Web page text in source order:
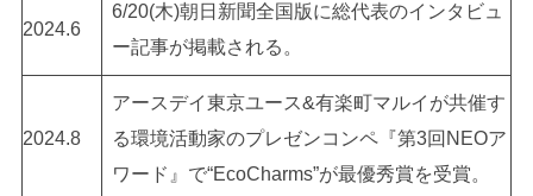
2024.6
6/20(木)朝日新聞全国版に総代表のインタビュ
ー記事が掲載される。
2024.8
アースデイ東京ユース&有楽町マルイが共催す
る環境活動家のプレゼンコンペ『第3回NEOア
ワード』で“EcoCharms”が最優秀賞を受賞。